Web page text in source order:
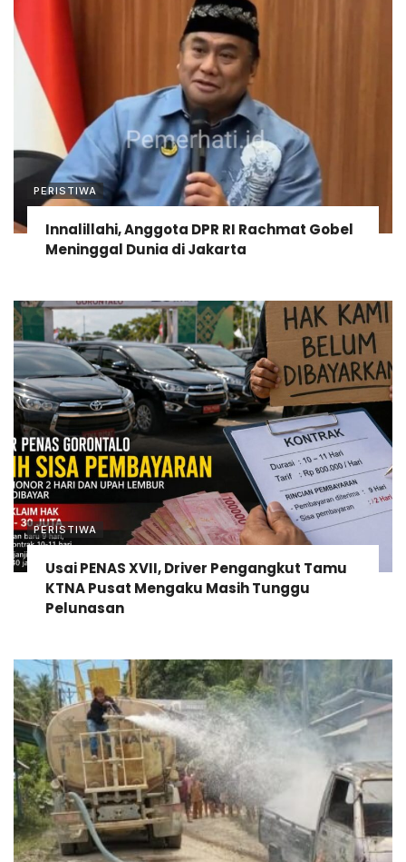
PERISTIWA
Innalillahi, Anggota DPR RI Rachmat Gobel
Meninggal Dunia di Jakarta
PERISTIWA
Usai PENAS XVII, Driver Pengangkut Tamu
KTNA Pusat Mengaku Masih Tunggu
Pelunasan